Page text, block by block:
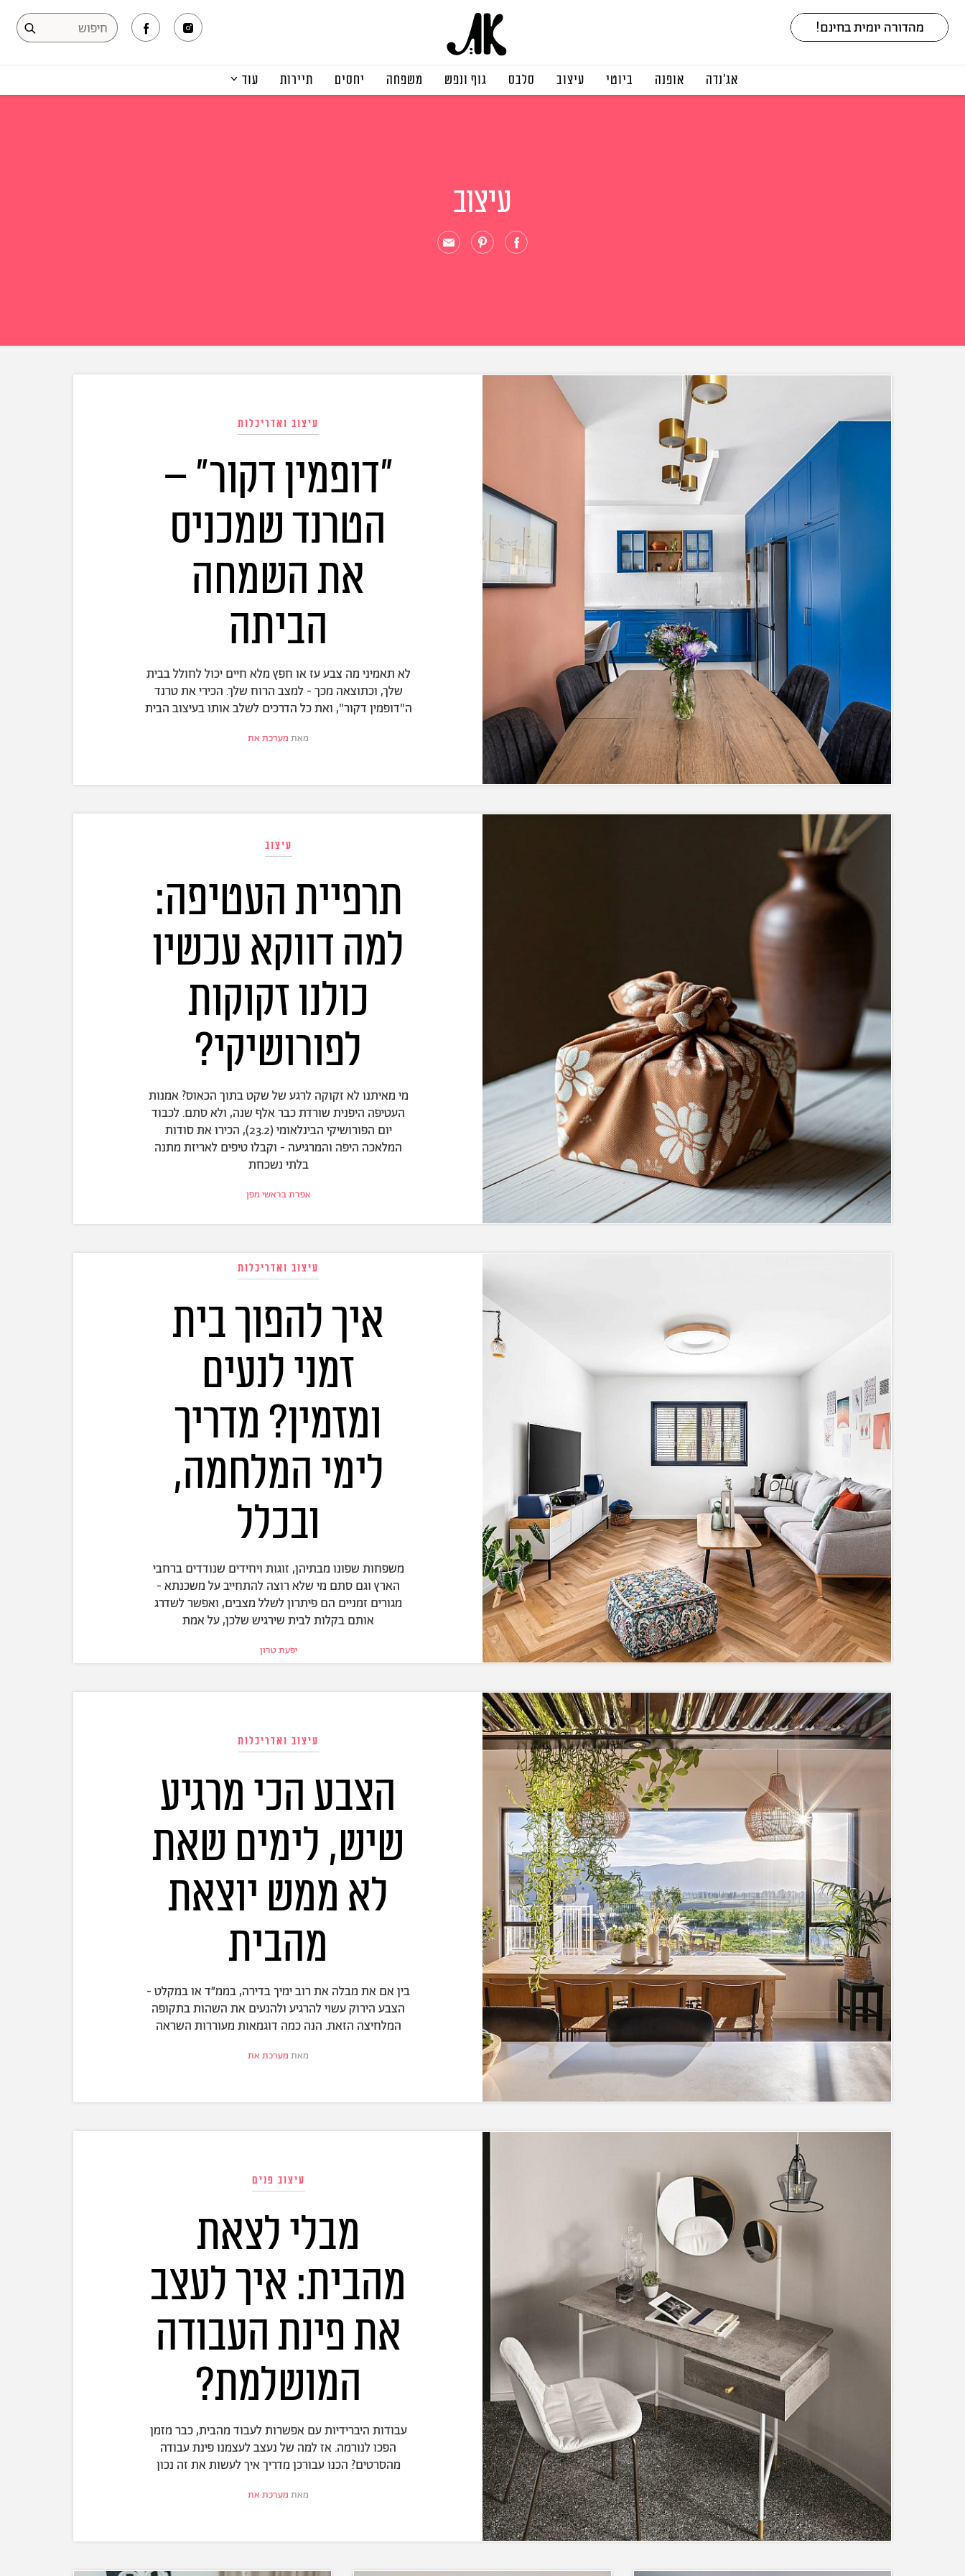
אג׳נדה אופנה ביוטי עיצוב סלבס גוף ונפש משפחה יחסים תיירות עוד
עיצוב
עיצוב ואדריכלות
"דופמין דקור" –
הטרנד שמכניס
את השמחה
הביתה
לא תאמיני מה צבע עז או חפץ מלא חיים יכול לחולל בבית
שלך, וכתוצאה מכך - למצב הרוח שלך. הכירי את טרנד
ה"דופמין דקור", ואת כל הדרכים לשלב אותו בעיצוב הבית
מאת מערכת את
עיצוב
תרפיית העטיפה:
למה דווקא עכשיו
כולנו זקוקות
לפורושיקי?
מי מאיתנו לא זקוקה לרגע של שקט בתוך הכאוס? אמנות
העטיפה היפנית שורדת כבר אלף שנה, ולא סתם. לכבוד
יום הפורושיקי הבינלאומי (23.2), הכירו את סודות
המלאכה היפה והמרגיעה - וקבלו טיפים לאריזת מתנה
בלתי נשכחת
אפרת בראשי מפן
עיצוב ואדריכלות
איך להפוך בית
זמני לנעים
ומזמין? מדריך
לימי המלחמה,
ובכלל
משפחות שפונו מבתיהן, זוגות ויחידים שנודדים ברחבי
הארץ וגם סתם מי שלא רוצה להתחייב על משכנתא -
מגורים זמניים הם פיתרון לשלל מצבים, ואפשר לשדרג
אותם בקלות לבית שירגיש שלכן, על אמת
יפעת טרון
עיצוב ואדריכלות
הצבע הכי מרגיע
שיש, לימים שאת
לא ממש יוצאת
מהבית
בין אם את מבלה את רוב ימיך בדירה, בממ״ד או במקלט -
הצבע הירוק עשוי להרגיע ולהנעים את השהות בתקופה
המלחיצה הזאת. הנה כמה דוגמאות מעוררות השראה
מאת מערכת את
עיצוב פנים
מבלי לצאת
מהבית: איך לעצב
את פינת העבודה
המושלמת?
עבודות היברידיות עם אפשרות לעבוד מהבית, כבר מזמן
הפכו לנורמה. אז למה של נעצב לעצמנו פינת עבודה
מהסרטים? הכנו עבורכן מדריך איך לעשות את זה נכון
מאת מערכת את